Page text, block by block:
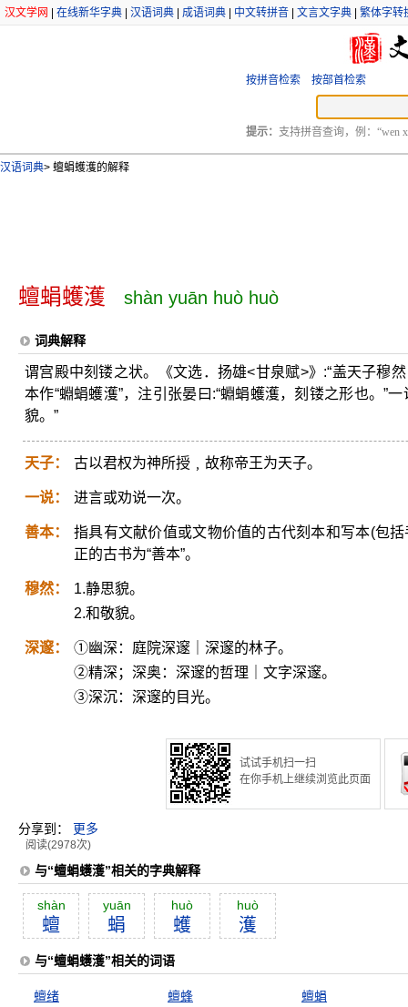
汉文学网 在线新华字典 汉语词典 成语词典 中文转拼音 文言文字典 繁体字转
按拼音检索 按部首检索
提示： 支持拼音查询，例：“wen
汉语词典> 蟺蜎蠖濩的解释
蟺蜎蠖濩 shàn yuān huò huò
词典解释
谓宫殿中刻镂之状。《文选．扬雄<甘泉赋>》:“盖天子穆
本作“蜵蜎蠖濩”，注引张晏曰:“蜵蜎蠖濩，刻镂之形也。”
貌。”
天子： 古以君权为神所授﹐故称帝王为天子。
一说： 进言或劝说一次。
善本：
指具有文献价值或文物价值的古代刻本和写本(包
正的古书为“善本”。
穆然：
1.静思貌。
2.和敬貌。
深邃：
①幽深：庭院深邃｜深邃的林子。
②精深；深奥：深邃的哲理｜文字深邃。
③深沉：深邃的目光。
试试手机扫一扫
在你手机上继续浏览此页面
分享到： 更多
阅读(2978次)
与“蟺蜎蠖濩”相关的字典解释
shàn
蟺
yuān
蜎
huò
蠖
huò
濩
与“蟺蜎蠖濩”相关的词语
蟺绪 蟺蜂
蟺蜎